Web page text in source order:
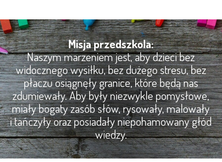
Misja przedszkola:
Naszym marzeniem jest, aby dzieci bez
widocznego wysiłku, bez dużego stresu, bez
płaczu osiągnęły granice, które będą nas
zdumiewały. Aby były niezwykle pomysłowe,
miały bogaty zasób słów, rysowały, malowały
i tańczyły oraz posiadały niepohamowany głód
wiedzy.